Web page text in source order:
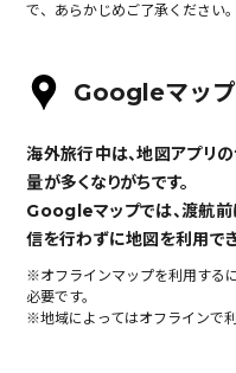
で、あらかじめご了承ください。
Googleマップ
海外旅行中は、地図アプリ
量が多くなりがちです。
Googleマップでは、渡航前
信を行わずに地図を利用でき
※オフラインマップを利用する
必要です。
※地域によってはオフラインで